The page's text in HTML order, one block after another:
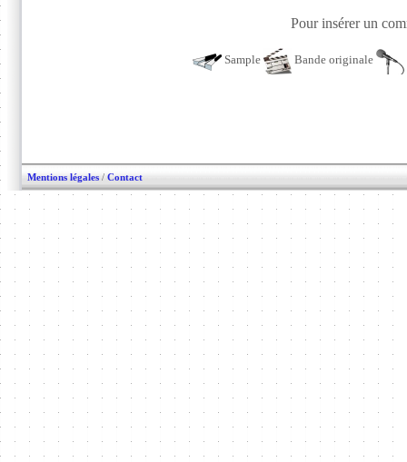
Pour insérer un
Sample Bande originale
Mentions légales / Contact